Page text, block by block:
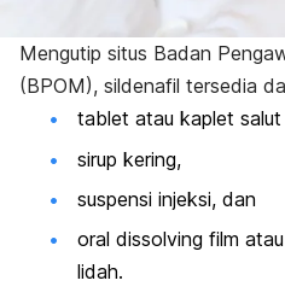
Mengutip situs Badan
(BPOM), sildenafil tersedia
tablet atau kaplet salut
sirup kering,
suspensi injeksi, dan
oral dissolving film
lidah.